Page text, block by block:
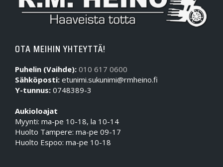
OTA MEIHIN YHTEYTTÄ!
Puhelin (Vaihde): 010 617 0600
Sähköposti: etunimi.sukunimi@rmheino.fi
Y-tunnus: 0748389-3
Aukioloajat
Myynti: ma-pe 10-18, la 10-14
Huolto Tampere: ma-pe 09-17
Huolto Espoo: ma-pe 10-18